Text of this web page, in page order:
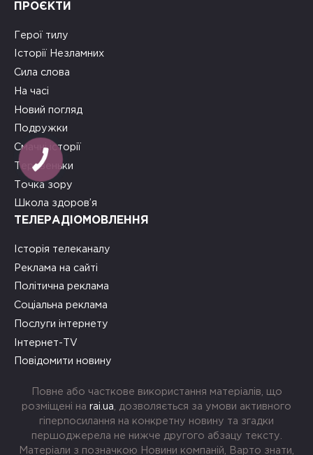
ПРОЄКТИ
Герої тилу
Історії Незламних
Сила слова
На часі
Новий погляд
Подружки
Смачні історії
Теревеньки
Точка зору
Школа здоров’я
ТЕЛЕРАДІОМОВЛЕННЯ
Історія телеканалу
Реклама на сайті
Політична реклама
Соціальна реклама
Послуги інтернету
Інтернет-TV
Повідомити новину
Повне або часткове використання матеріалів, що
розміщені на rai.ua , дозволяється за умови активного
гіперпосилання на конкретну новину та згадки
першоджерела не нижче другого абзацу тексту.
Матеріали з позначкою Новини компаній, Варто знати,